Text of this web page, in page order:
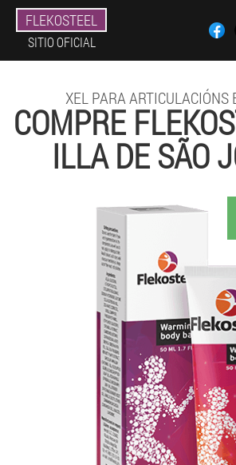
FLEKOSTEEL
SITIO OFICIAL
XEL PARA ARTICULACIÓNS
COMPRE
ILLA DE SÃO